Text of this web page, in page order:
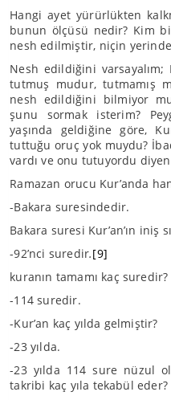
Hangi ayet yürürlükten
bunun ölçüsü nedir? Kim
nesh edilmiştir, niçin
Nesh edildiğini
tutmuş mudur, tutmamış
nesh edildiğini bilmiyor
şunu sormak isterim?
yaşında geldiğine göre,
tuttuğu oruç yok muydu?
vardı ve onu tutuyordu
Ramazan orucu Kur’anda
-Bakara suresindedir.
Bakara suresi Kur’an’ın iniş
-92’nci suredir.[9]
kuranın tamamı kaç suredir?
-114 suredir.
-Kur’an kaç yılda gelmiştir?
-23 yılda.
-23 yılda 114 sure nüzul
takribi kaç yıla tekabül eder?